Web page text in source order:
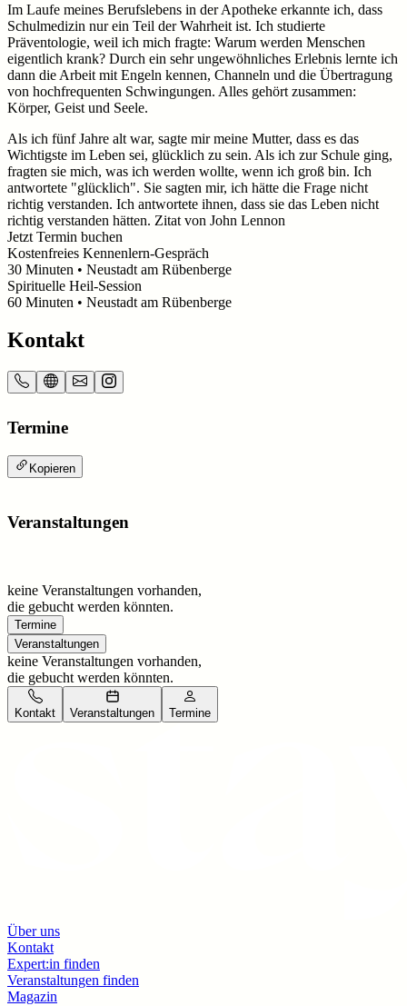
Im Laufe meines Berufslebens in der Apotheke erkannte ich, dass
Schulmedizin nur ein Teil der Wahrheit ist. Ich studierte
Präventologie, weil ich mich fragte: Warum werden Menschen
eigentlich krank? Durch ein sehr ungewöhnliches Erlebnis lernte ich
dann die Arbeit mit Engeln kennen, Channeln und die Übertragung
von hochfrequenten Schwingungen. Alles gehört zusammen:
Körper, Geist und Seele.
Als ich fünf Jahre alt war, sagte mir meine Mutter, dass es das
Wichtigste im Leben sei, glücklich zu sein. Als ich zur Schule ging,
fragten sie mich, was ich werden wollte, wenn ich groß bin. Ich
antwortete "glücklich". Sie sagten mir, ich hätte die Frage nicht
richtig verstanden. Ich antwortete ihnen, dass sie das Leben nicht
richtig verstanden hätten. Zitat von John Lennon
Jetzt Termin buchen
Kostenfreies Kennenlern-Gespräch
30 Minuten • Neustadt am Rübenberge
Spirituelle Heil-Session
60 Minuten • Neustadt am Rübenberge
Kontakt
Termine
Kopieren
Veranstaltungen
keine Veranstaltungen vorhanden,
die gebucht werden könnten.
Termine
Veranstaltungen
keine Veranstaltungen vorhanden,
die gebucht werden könnten.
Kontakt Veranstaltungen Termine
Über uns
Kontakt
Expert:in finden
Veranstaltungen finden
Magazin